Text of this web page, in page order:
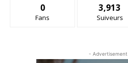
0
Fans
3,913
Suiveurs
-